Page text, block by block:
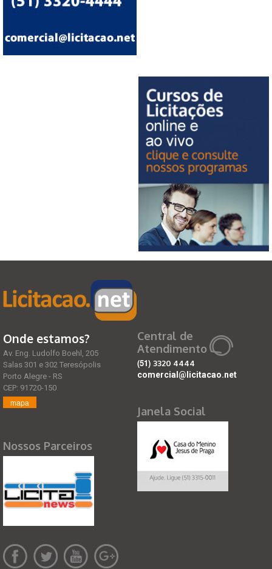
Onde estamos?
Av. Eng. Ludolfo Boehl, 205
Salas 301 e 302 Teresópolis
Porto Alegre - RS
CEP: 91720-150
mapa
Nossos Parceiros
Central de
Atendimento
(51) 3320 4444
comercial@licitacao.net
Janela Social